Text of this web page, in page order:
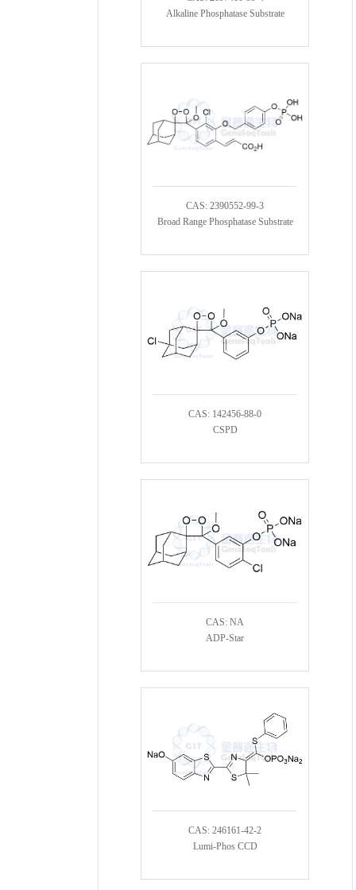
Alkaline Phosphatase Substrate
CAS: 2390552-99-3
Broad Range Phosphatase Substrate
CAS: 142456-88-0
CSPD
CAS: NA
ADP-Star
CAS: 246161-42-2
Lumi-Phos CCD